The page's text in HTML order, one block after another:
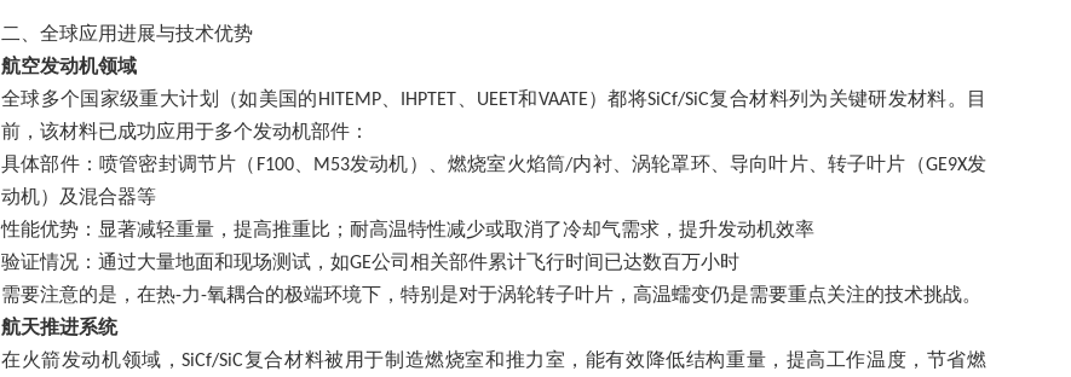
二、 全球应用进展与技术优势
航空发动机领域
全球多个国家级重大计划（如美国的 HITEMP、 IHPTET UEET和VAATE）都将SiCf/SiC复合材料列为关键研发材料。目
前，该材料已成功应用于多个发动机部件：
具体部件：喷管密封调节片（ F100、 M53发动机）、燃烧室火焰筒/内衬、涡轮罩环、导向叶片、转子叶片（GE9X发
动机）及混合器等
性能优势：显著减轻重量，提高推重比；耐高温特性减少或取消了冷却气需求，提升发动机效率
验证情况：通过大量地面和现场测试，如GE公司相关部件累计飞行时间已达数百万小时
需要注意的是，在热-力-氧耦合的极端环境下，特别是对于涡轮转子叶片，高温蠕变仍是需要重点关注的技术挑战。
航天推进系统
在火箭发动机领域，SiCf/SiC复合材料被用于制造燃烧室和推力室，能有效降低结构重量，提高工作温度，节省燃